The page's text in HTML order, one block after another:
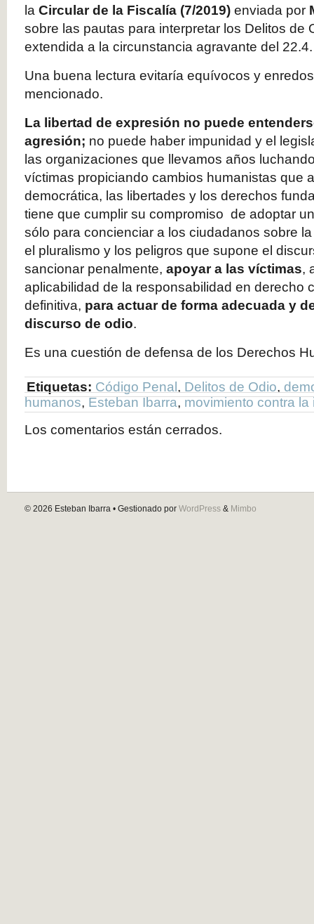
la Circular de la Fiscalía (7/2019) enviada por
sobre las pautas para interpretar los Delitos de
extendida a la circunstancia agravante del 22.4.
Una buena lectura evitaría equívocos y
mencionado.
La libertad de expresión no puede
agresión; no puede haber impunidad y el
las organizaciones que llevamos años
víctimas propiciando cambios humanistas que
democrática, las libertades y los derechos
tiene que cumplir su compromiso de adoptar
sólo para concienciar a los ciudadanos sobre
el pluralismo y los peligros que supone el
sancionar penalmente, apoyar a las víctimas,
aplicabilidad de la responsabilidad en derecho
definitiva, para actuar de forma adecuada y
discurso de odio.
Es una cuestión de defensa de los Derechos
Etiquetas: Código Penal , Delitos de Odio,
humanos, Esteban Ibarra, movimiento contra la
Los comentarios están cerrados.
© 2026 Esteban Ibarra • Gestionado por WordPress & Mimbo